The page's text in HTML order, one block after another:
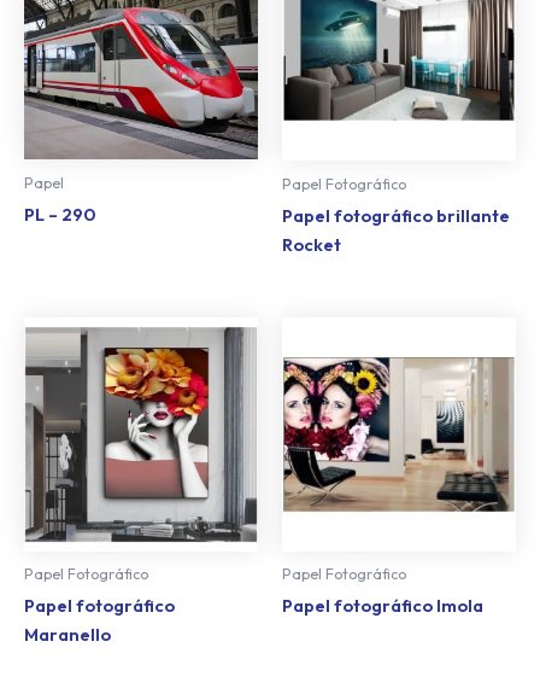
Papel
PL – 290
Papel Fotográfico
Papel fotográfico brillante
Rocket
Papel Fotográfico
Papel fotográfico
Maranello
Papel Fotográfico
Papel fotográfico Imola